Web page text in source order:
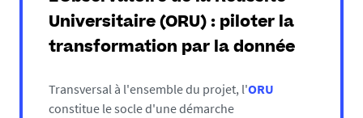
scientifiques et collaboratifs : le
colloque DIRES
édition 2024,édition 2026) et le séminaire Flexibilité
des parcourscréent des espaces de réflexion et de
Cinqchaires de développement pédagogique
Universitaire (ORU) : piloter la
transformation par la donnée
Transversal à l'ensemble du projet, l'ORU
constitue le socle d'une démarche